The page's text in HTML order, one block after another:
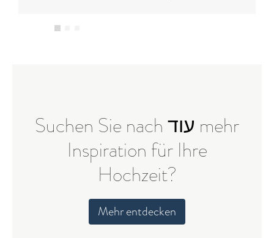
Suchen Sie nach עוד mehr
Inspiration für Ihre
Hochzeit?
Mehr entdecken